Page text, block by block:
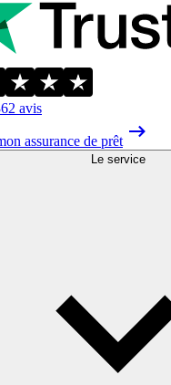
avis
assurance de prêt
Le service